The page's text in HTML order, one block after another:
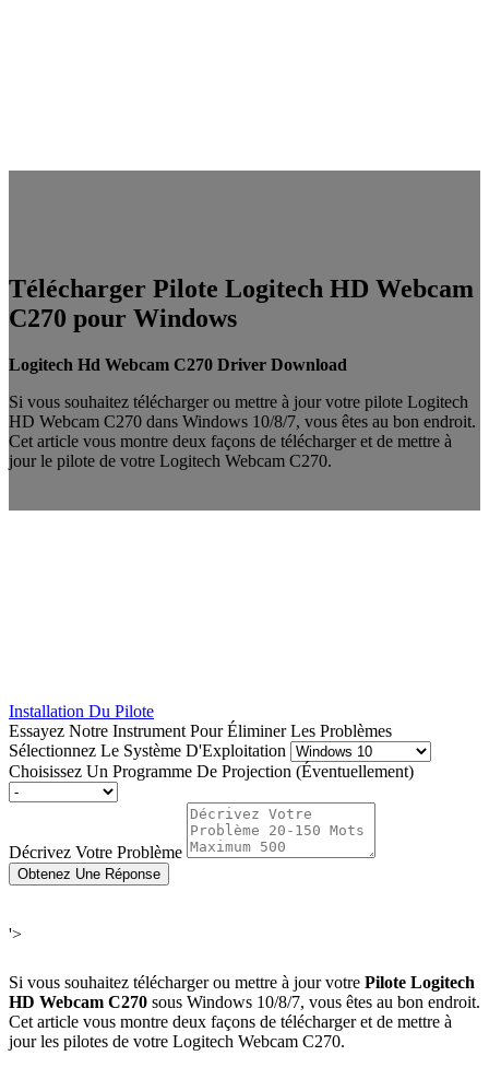
Télécharger Pilote Logitech HD Webcam
C270 pour Windows
Logitech Hd Webcam C270 Driver Download
Si vous souhaitez télécharger ou mettre à jour votre pilote Logitech
HD Webcam C270 dans Windows 10/8/7, vous êtes au bon endroit.
Cet article vous montre deux façons de télécharger et de mettre à
jour le pilote de votre Logitech Webcam C270.
Installation Du Pilote
Essayez Notre Instrument Pour Éliminer Les Problèmes
Sélectionnez Le Système D'Exploitation
Choisissez Un Programme De Projection (Éventuellement)
Décrivez Votre Problème
Obtenez Une Réponse
'>
Si vous souhaitez télécharger ou mettre à jour votre Pilote Logitech
HD Webcam C270 sous Windows 10/8/7, vous êtes au bon endroit.
Cet article vous montre deux façons de télécharger et de mettre à
jour les pilotes de votre Logitech Webcam C270.